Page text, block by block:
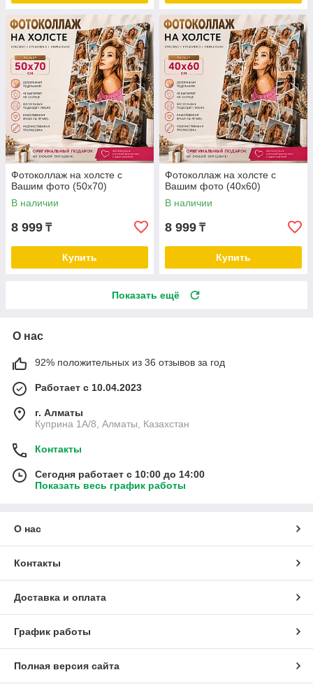
Фотоколлаж на холсте с
Вашим фото (50х70)
В наличии
8 999 ₸
Купить
Фотоколлаж на холсте с
Вашим фото (40х60)
В наличии
8 999 ₸
Купить
Показать ещё
О нас
92% положительных из 36 отзывов за год
Работает с 10.04.2023
г. Алматы
Куприна 1A/8, Алматы, Казахстан
Контакты
Сегодня работает с 10:00 до 14:00
Показать весь график работы
О нас
Контакты
Доставка и оплата
График работы
Полная версия сайта